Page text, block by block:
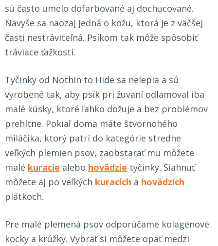
sú často umelo dofarbované aj dochucované.
Navyše sa naozaj jedná o kožu, ktorá je z väčšej
časti nestráviteľná. Psíkom tak môže spôsobiť
tráviace ťažkosti.
Tyčinky od Nothin to Hide sa nelepia a sú
vyrobené tak, aby psík pri žuvaní odlamoval iba
malé kúsky, ktoré ľahko dožuje a bez problémov
prehltne. Pokiaľ doma máte štvornohého
miláčika, ktorý patrí do kategórie stredne
veľkých plemien psov, zaobstarať mu môžete
malé kuracie alebo hovädzie tyčinky. Siahnuť
môžete aj po veľkých kuracích a hovädzích
plátkoch.
Pre malé plemená psov odporúčame kolagénové
kocky a krúžky. Vybrať si môžete opäť medzi